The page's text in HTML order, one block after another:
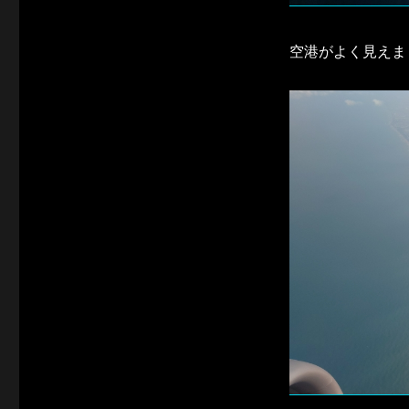
空港がよく見えま